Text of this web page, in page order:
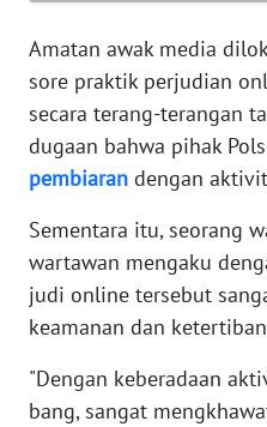
Amatan awak media
sore praktik perjudian
secara terang-terangan
dugaan bahwa pihak
pembiaran dengan
Sementara itu, seorang
wartawan mengaku
judi online tersebut
keamanan dan
"Dengan keberadaan
bang, sangat
JAMBI
WN
SULTRA
NTB
WN
WN
SULBAR